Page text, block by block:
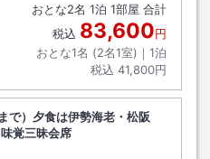
おとな2名 1泊 1部屋 合計
税込 83,600円
おとな1名 (2名1室)｜ 1泊
税込 41,800円
で）夕食は伊勢海老・松阪
覚三昧会席